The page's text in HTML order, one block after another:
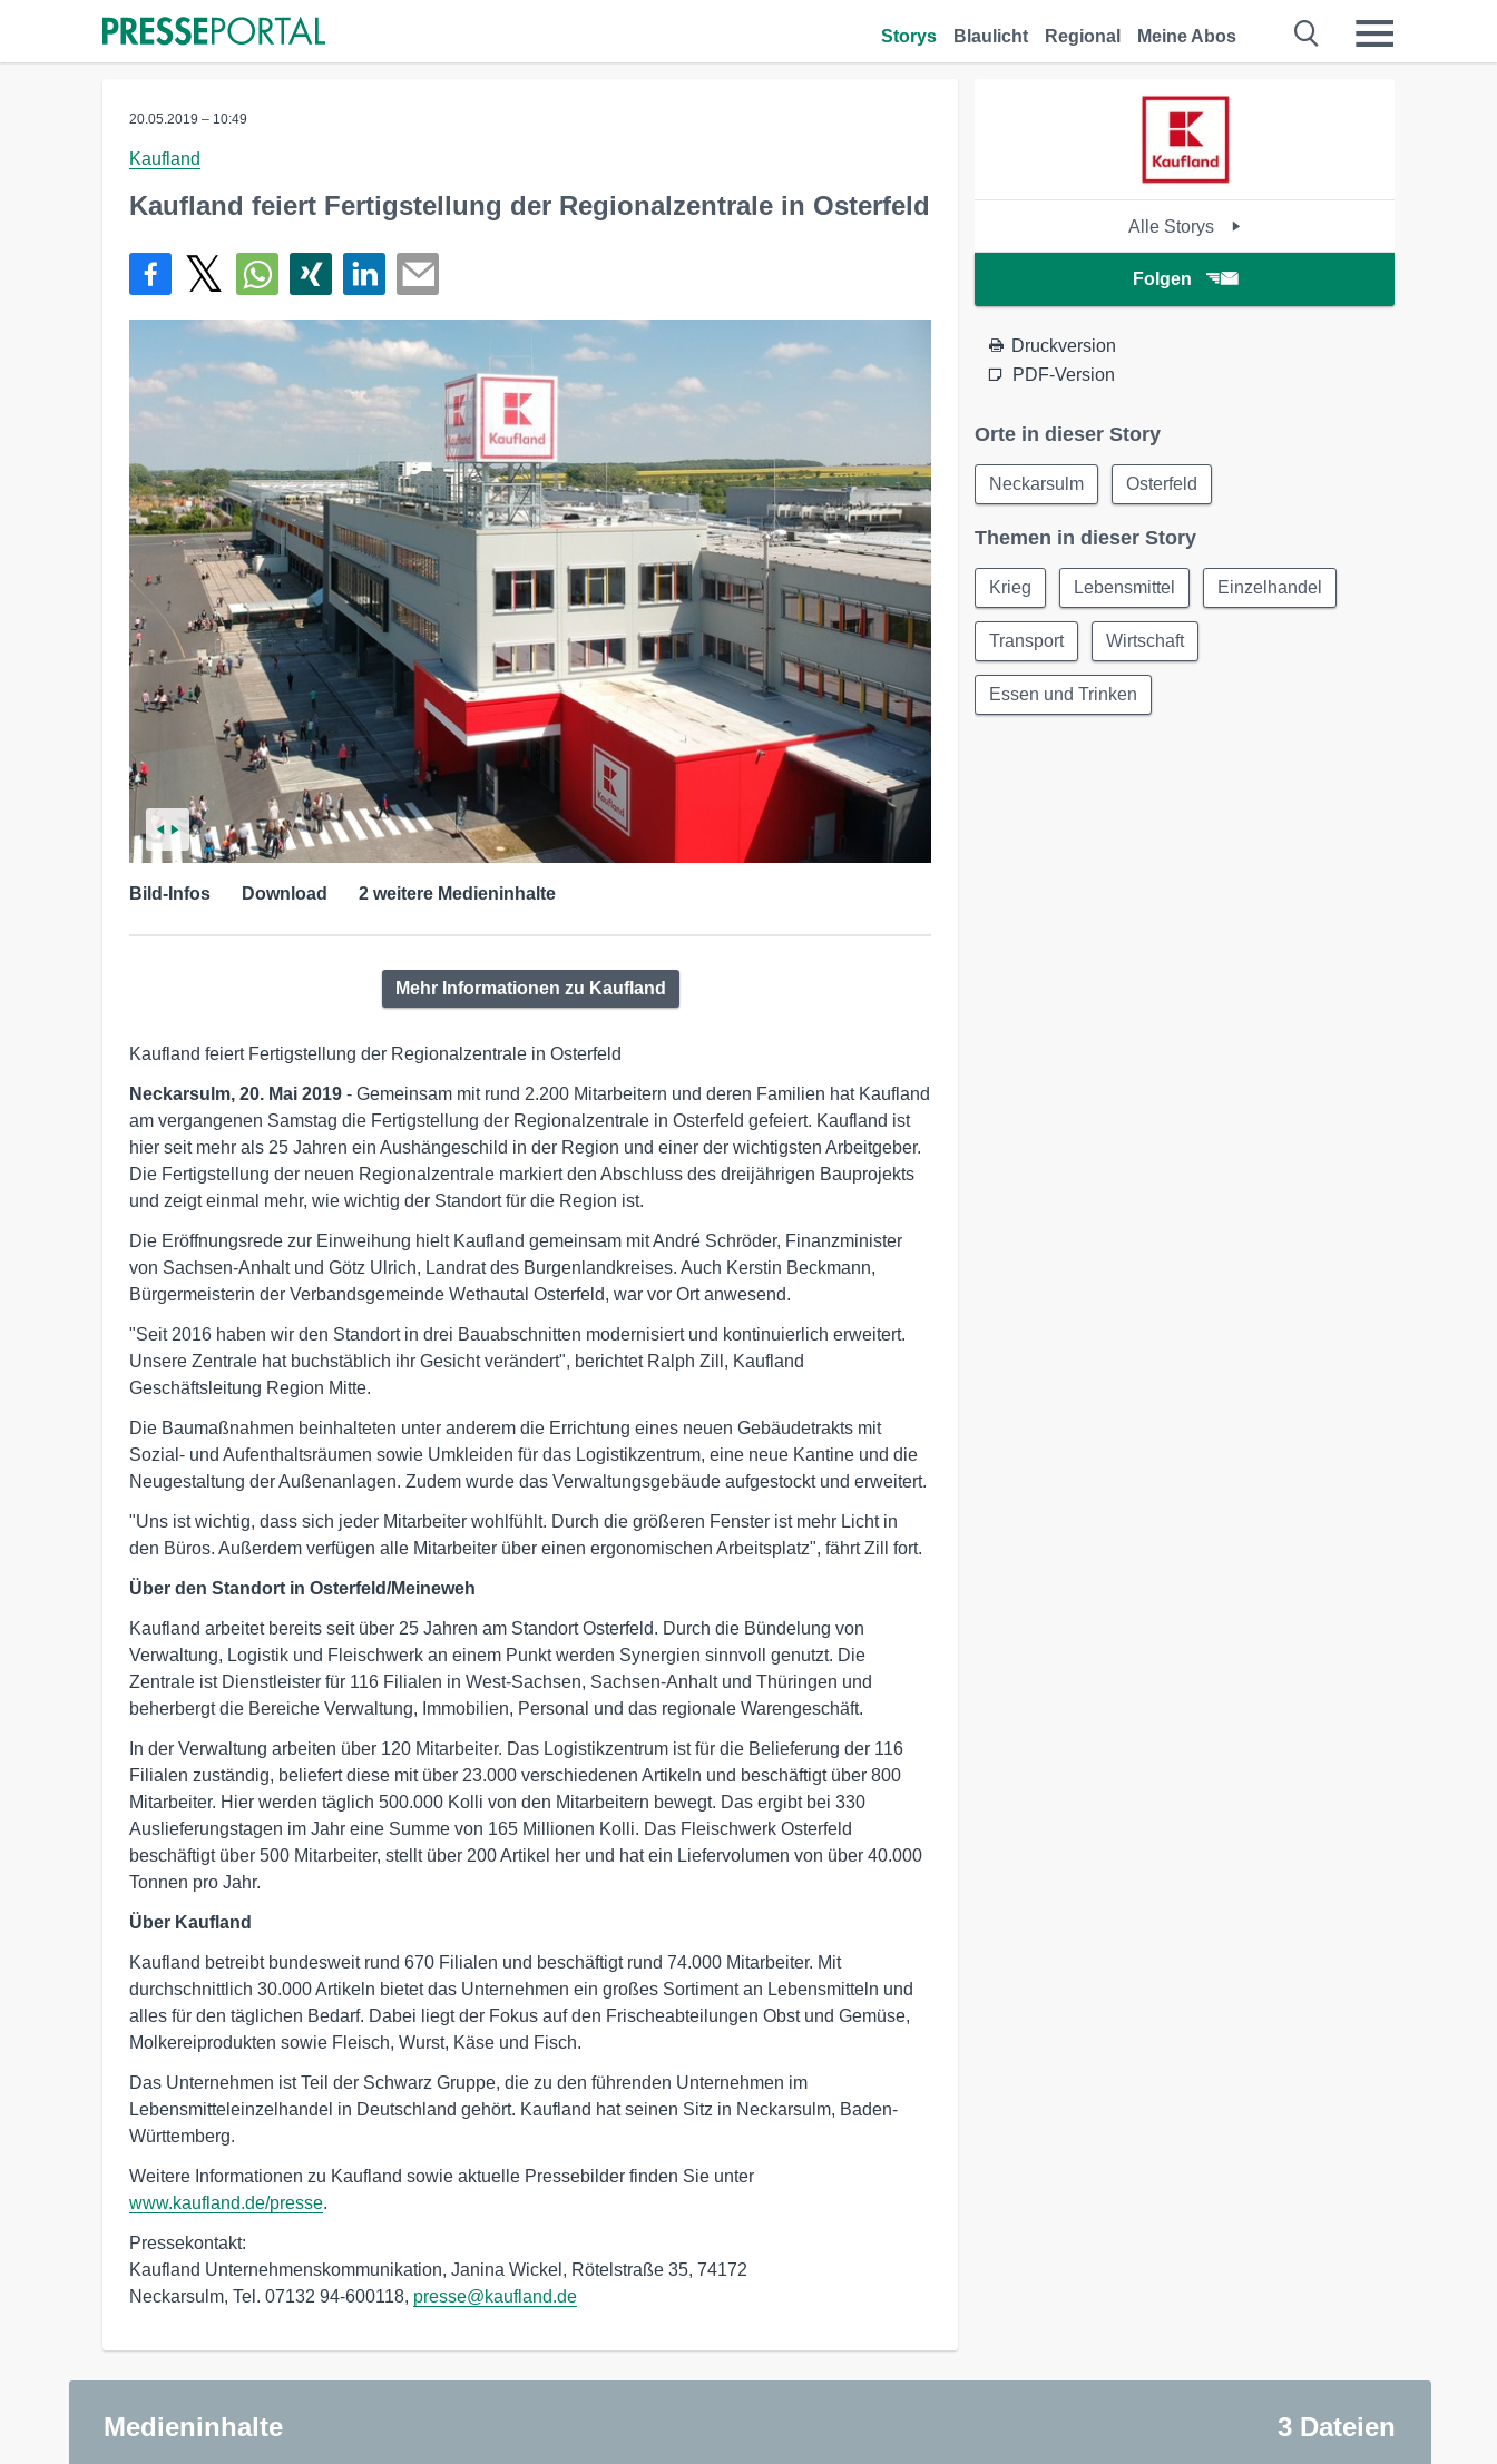
Storys Blaulicht Regional Meine Abos
20.05.2019 – 10:49
Kaufland
Kaufland feiert Fertigstellung der Regionalzentrale in Osterfeld
Bild-Infos Download 2 weitere Medieninhalte
Mehr Informationen zu Kaufland
Kaufland feiert Fertigstellung der Regionalzentrale in Osterfeld
Neckarsulm, 20. Mai 2019 - Gemeinsam mit rund 2.200 Mitarbeitern und deren Familien hat Kaufland
am vergangenen Samstag die Fertigstellung der Regionalzentrale in Osterfeld gefeiert. Kaufland ist
hier seit mehr als 25 Jahren ein Aushängeschild in der Region und einer der wichtigsten Arbeitgeber.
Die Fertigstellung der neuen Regionalzentrale markiert den Abschluss des dreijährigen Bauprojekts
und zeigt einmal mehr, wie wichtig der Standort für die Region ist.
Die Eröffnungsrede zur Einweihung hielt Kaufland gemeinsam mit André Schröder, Finanzminister
von Sachsen-Anhalt und Götz Ulrich, Landrat des Burgenlandkreises. Auch Kerstin Beckmann,
Bürgermeisterin der Verbandsgemeinde Wethautal Osterfeld, war vor Ort anwesend.
"Seit 2016 haben wir den Standort in drei Bauabschnitten modernisiert und kontinuierlich erweitert.
Unsere Zentrale hat buchstäblich ihr Gesicht verändert", berichtet Ralph Zill, Kaufland
Geschäftsleitung Region Mitte.
Die Baumaßnahmen beinhalteten unter anderem die Errichtung eines neuen Gebäudetrakts mit
Sozial- und Aufenthaltsräumen sowie Umkleiden für das Logistikzentrum, eine neue Kantine und die
Neugestaltung der Außenanlagen. Zudem wurde das Verwaltungsgebäude aufgestockt und erweitert.
"Uns ist wichtig, dass sich jeder Mitarbeiter wohlfühlt. Durch die größeren Fenster ist mehr Licht in
den Büros. Außerdem verfügen alle Mitarbeiter über einen ergonomischen Arbeitsplatz", fährt Zill fort.
Über den Standort in Osterfeld/Meineweh
Kaufland arbeitet bereits seit über 25 Jahren am Standort Osterfeld. Durch die Bündelung von
Verwaltung, Logistik und Fleischwerk an einem Punkt werden Synergien sinnvoll genutzt. Die
Zentrale ist Dienstleister für 116 Filialen in West-Sachsen, Sachsen-Anhalt und Thüringen und
beherbergt die Bereiche Verwaltung, Immobilien, Personal und das regionale Warengeschäft.
In der Verwaltung arbeiten über 120 Mitarbeiter. Das Logistikzentrum ist für die Belieferung der 116
Filialen zuständig, beliefert diese mit über 23.000 verschiedenen Artikeln und beschäftigt über 800
Mitarbeiter. Hier werden täglich 500.000 Kolli von den Mitarbeitern bewegt. Das ergibt bei 330
Auslieferungstagen im Jahr eine Summe von 165 Millionen Kolli. Das Fleischwerk Osterfeld
beschäftigt über 500 Mitarbeiter, stellt über 200 Artikel her und hat ein Liefervolumen von über 40.000
Tonnen pro Jahr.
Über Kaufland
Kaufland betreibt bundesweit rund 670 Filialen und beschäftigt rund 74.000 Mitarbeiter. Mit
durchschnittlich 30.000 Artikeln bietet das Unternehmen ein großes Sortiment an Lebensmitteln und
alles für den täglichen Bedarf. Dabei liegt der Fokus auf den Frischeabteilungen Obst und Gemüse,
Molkereiprodukten sowie Fleisch, Wurst, Käse und Fisch.
Das Unternehmen ist Teil der Schwarz Gruppe, die zu den führenden Unternehmen im
Lebensmitteleinzelhandel in Deutschland gehört. Kaufland hat seinen Sitz in Neckarsulm, Baden-
Württemberg.
Weitere Informationen zu Kaufland sowie aktuelle Pressebilder finden Sie unter
www.kaufland.de/presse.
Pressekontakt:
Kaufland Unternehmenskommunikation, Janina Wickel, Rötelstraße 35, 74172
Neckarsulm, Tel. 07132 94-600118, presse@kaufland.de
Alle Storys
Folgen
Druckversion
PDF-Version
Orte in dieser Story
Neckarsulm Osterfeld
Themen in dieser Story
Krieg Lebensmittel Einzelhandel
Transport Wirtschaft
Essen und Trinken
Medieninhalte 3 Dateien